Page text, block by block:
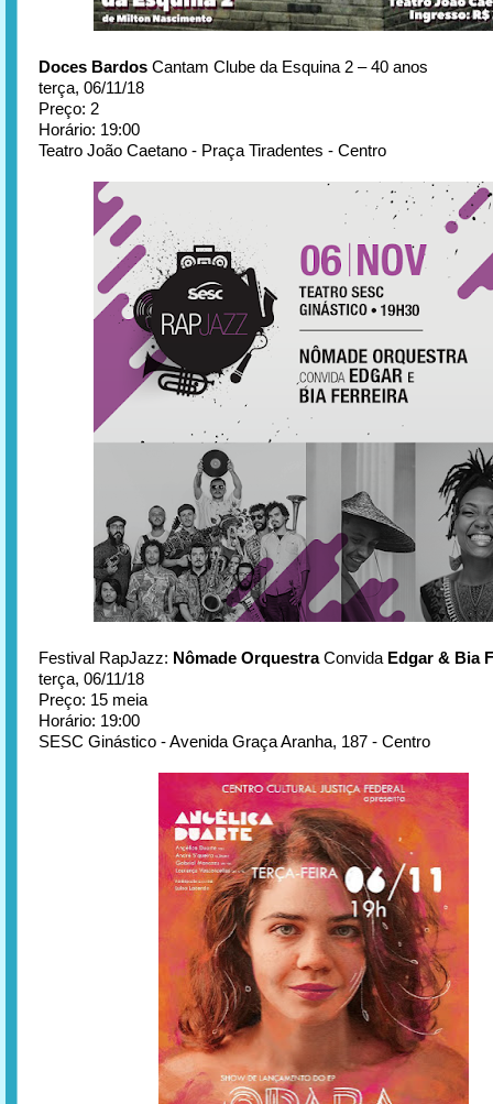
Doces Bardos Cantam Clube da Esquina 2 – 40 anos
terça, 06/11/18
Preço: 2
Horário: 19:00
Teatro João Caetano - Praça Tiradentes - Centro
Festival RapJazz: Nômade OrquestraConvida Edgar & Bia
terça, 06/11/18
Preço: 15 meia
Horário: 19:00
SESC Ginástico - Avenida Graça Aranha, 187 - Centro